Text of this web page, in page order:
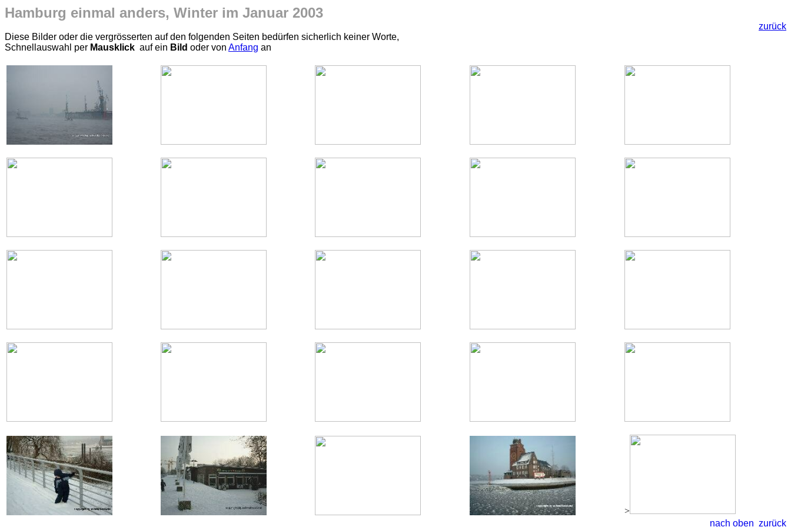
Hamburg einmal anders, Winter im Januar 2003
zurück
Diese Bilder oder die vergrösserten auf den folgenden Seiten bedürfen sicherlich keiner Worte,
Schnellauswahl per Mausklick auf ein Bild oder von Anfang an
>
nach oben zurück